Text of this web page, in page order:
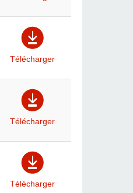
Télécharger
Télécharger
Télécharger